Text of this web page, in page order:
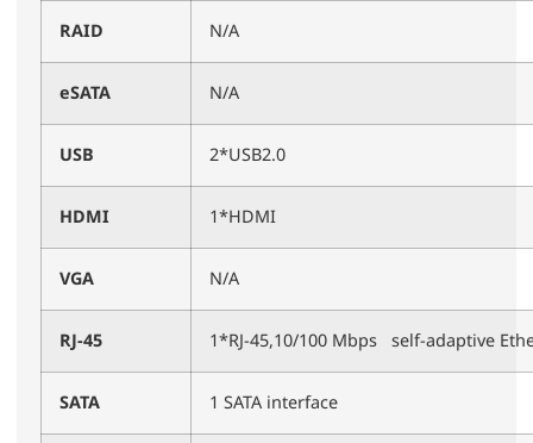
RAID N/A
eSATA N/A
USB 2*USB2.0
HDMI 1*HDMI
VGA N/A
RJ-45 1*RJ-45,10/100 Mbps self-adaptive
SATA 1 SATA interface